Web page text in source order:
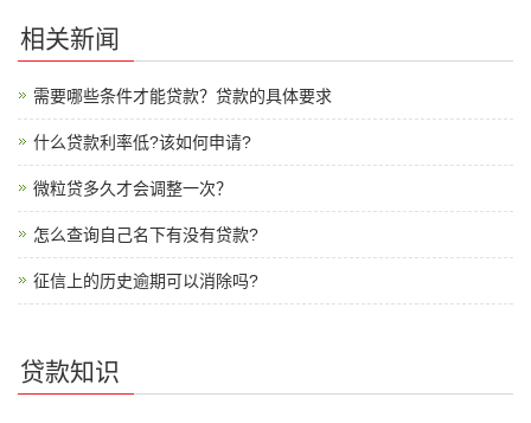
相关新闻
需要哪些条件才能贷款？贷款的具体要求
什么贷款利率低?该如何申请?
微粒贷多久才会调整一次？
怎么查询自己名下有没有贷款?
征信上的历史逾期可以消除吗?
贷款知识